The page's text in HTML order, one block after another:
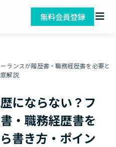
無料会員登録
ランスが履歴書・職務経歴書を必要と
解説
にならない？フ
・職務経歴書を
書き方・ポイン